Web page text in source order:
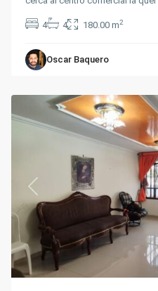
4 4 180.00 m2
Oscar Baquero
Abajo
indio,
la
Querencia
Previous